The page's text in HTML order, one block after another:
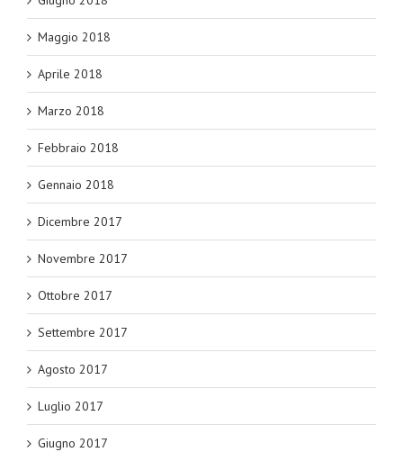
Maggio 2018
Aprile 2018
Marzo 2018
Febbraio 2018
Gennaio 2018
Dicembre 2017
Novembre 2017
Ottobre 2017
Settembre 2017
Agosto 2017
Luglio 2017
Giugno 2017